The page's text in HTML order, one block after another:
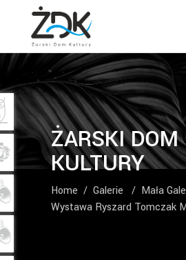
ŻARSKI DOM
KULTURY
Home / Galerie / Mała
Wystawa Ryszard Tomczak